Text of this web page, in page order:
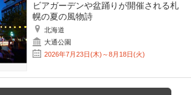
ビアガーデンや盆踊りが開催される札
幌の夏の風物詩
北海道
大通公園
2026年7月23日(木)～8月18日(火)